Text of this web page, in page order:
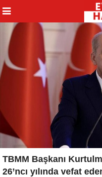
TBMM Başkanı
26’ncı yılında vefat